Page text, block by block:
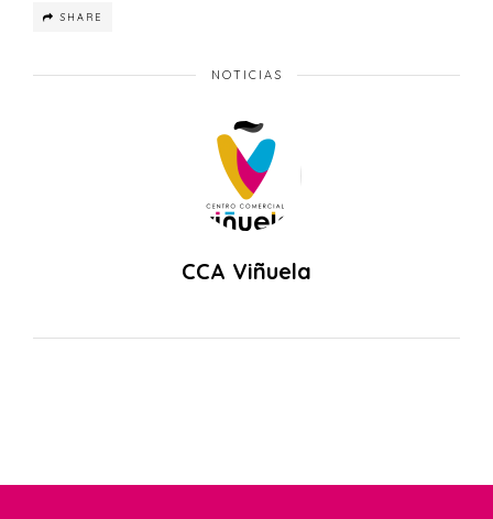
SHARE
NOTICIAS
CCA Viñuela